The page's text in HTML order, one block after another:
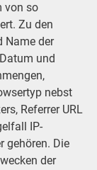
von so
Zu den
Name der
und
nebst
Referrer URL
IP-
gehören. Die
der